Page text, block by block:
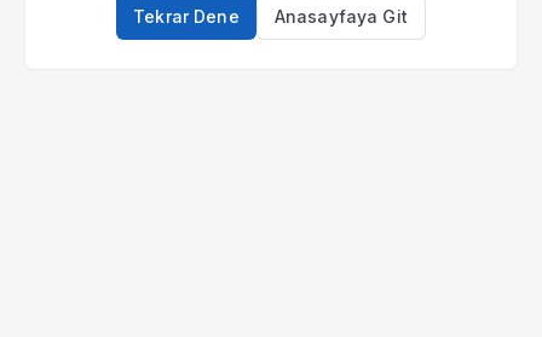
Tekrar Dene Anasayfaya Git